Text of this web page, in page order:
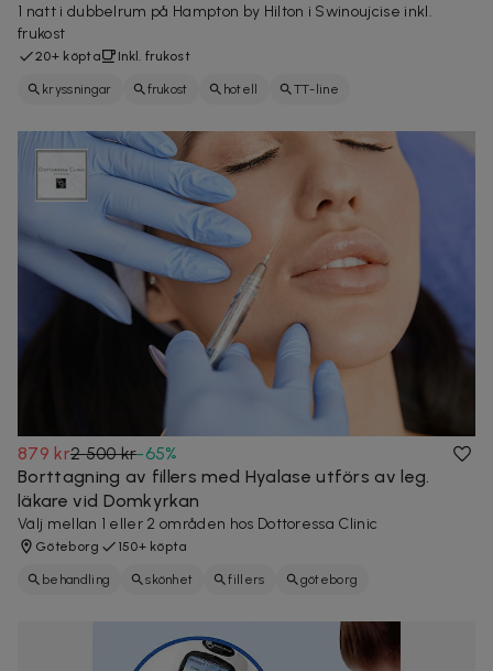
1 natt i dubbelrum på Hampton by Hilton i Swinoujcise inkl.
frukost
20+ köpta Inkl. frukost
kryssningar frukost hotell TT-line
879 kr2 500 kr-65%
Borttagning av fillers med Hyalase utförs av leg.
läkare vid Domkyrkan
Välj mellan 1 eller 2 områden hos Dottoressa Clinic
Göteborg 150+ köpta
behandling skönhet fillers göteborg